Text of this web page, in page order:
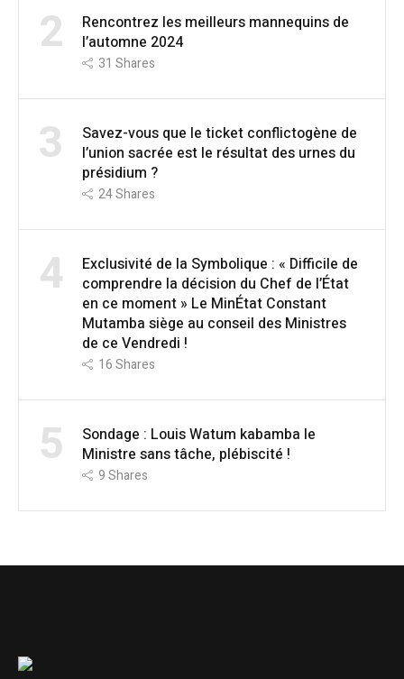
2
Rencontrez les meilleurs mannequins de
l’automne 2024
31 Shares
3
Savez-vous que le ticket conflictogène de
l’union sacrée est le résultat des urnes du
présidium ?
24Shares
4
Exclusivité de la Symbolique : « Difficile de
comprendre la décision du Chef de l’État
en ce moment » Le MinÉtat Constant
Mutamba siège au conseil des Ministres
de ce Vendredi !
16Shares
5
Sondage : Louis Watum kabamba le
Ministre sans tâche, plébiscité !
9Shares